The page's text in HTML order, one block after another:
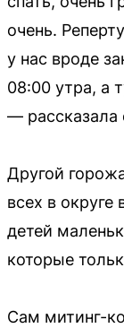
очень.
у нас вроде
08:00 утра, а
— рассказала
Другой
всех в округе
детей
которые
Сам митинг-